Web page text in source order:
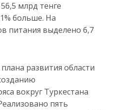
млрд тенге
больше. На
питания выделено 6,7
развития области
вокруг Туркестана
пять